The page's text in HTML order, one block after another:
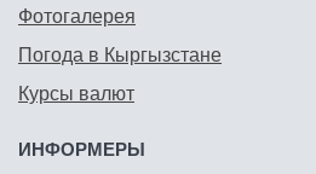
Фотогалерея
Погода в Кыргызстане
Курсы валют
ИНФОРМЕРЫ